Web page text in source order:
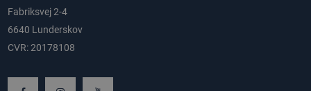
Fabriksvej 2-4
6640 Lunderskov
CVR: 20178108